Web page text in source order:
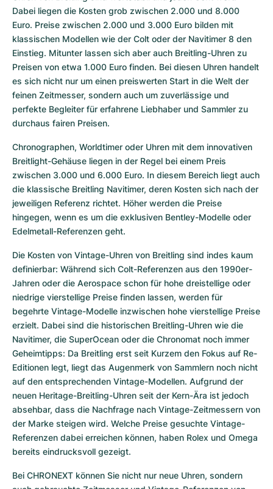
Dabei liegen die Kosten grob zwischen 2.000 und 8.000
Euro. Preise zwischen 2.000 und 3.000 Euro bilden mit
klassischen Modellen wie der Colt oder der Navitimer 8 den
Einstieg. Mitunter lassen sich aber auch Breitling-Uhren zu
Preisen von etwa 1.000 Euro finden. Bei diesen Uhren handelt
es sich nicht nur um einen preiswerten Start in die Welt der
feinen Zeitmesser, sondern auch um zuverlässige und
perfekte Begleiter für erfahrene Liebhaber und Sammler zu
durchaus fairen Preisen.
Chronographen, Worldtimer oder Uhren mit dem innovativen
Breitlight-Gehäuse liegen in der Regel bei einem Preis
zwischen 3.000 und 6.000 Euro. In diesem Bereich liegt auch
die klassische Breitling Navitimer, deren Kosten sich nach der
jeweiligen Referenz richtet. Höher werden die Preise
hingegen, wenn es um die exklusiven Bentley-Modelle oder
Edelmetall-Referenzen geht.
Die Kosten von Vintage-Uhren von Breitling sind indes kaum
definierbar: Während sich Colt-Referenzen aus den 1990er-
Jahren oder die Aerospace schon für hohe dreistellige oder
niedrige vierstellige Preise finden lassen, werden für
begehrte Vintage-Modelle inzwischen hohe vierstellige Preise
erzielt. Dabei sind die historischen Breitling-Uhren wie die
Navitimer, die SuperOcean oder die Chronomat noch immer
Geheimtipps: Da Breitling erst seit Kurzem den Fokus auf Re-
Editionen legt, liegt das Augenmerk von Sammlern noch nicht
auf den entsprechenden Vintage-Modellen. Aufgrund der
neuen Heritage-Breitling-Uhren seit der Kern-Ära ist jedoch
absehbar, dass die Nachfrage nach Vintage-Zeitmessern von
der Marke steigen wird. Welche Preise gesuchte Vintage-
Referenzen dabei erreichen können, haben Rolex und Omega
bereits eindrucksvoll gezeigt.
Bei CHRONEXT können Sie nicht nur neue Uhren, sondern